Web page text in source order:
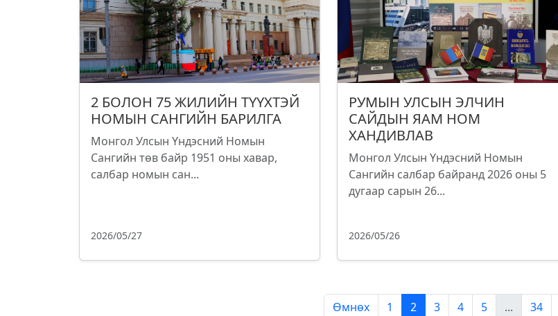
2 БОЛОН 75 ЖИЛИЙН ТҮҮХТЭЙ
НОМЫН САНГИЙН БАРИЛГА
Монгол Улсын Үндэсний Номын
Сангийн төв байр 1951 оны хавар,
салбар номын сан...
2026/05/27
РУМЫН УЛСЫН ЭЛЧИН
САЙДЫН ЯАМ НОМ
ХАНДИВЛАВ
Монгол Улсын Үндэсний Номын
Сангийн салбар байранд 2026 оны 5
дугаар сарын 26...
2026/05/26
Өмнөх 1 2 3 4 5 ... 34